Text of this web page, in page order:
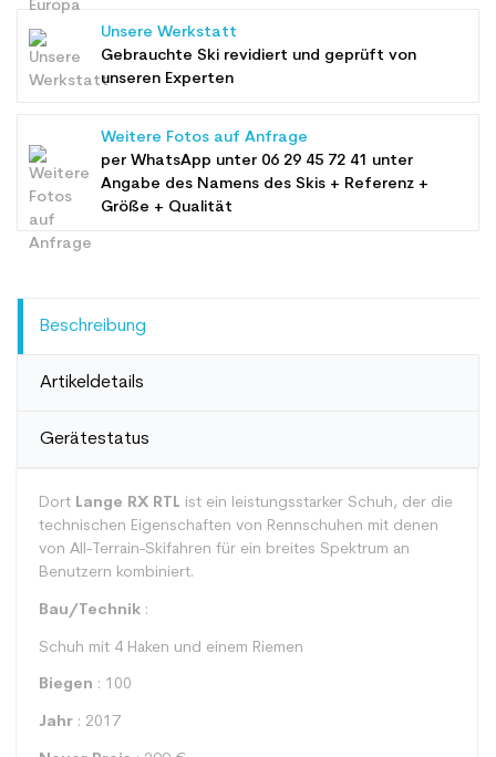
Unsere Werkstatt
Gebrauchte Ski revidiert und geprüft von
unseren Experten
Weitere Fotos auf Anfrage
per WhatsApp unter 06 29 45 72 41 unter
Angabe des Namens des Skis + Referenz +
Größe + Qualität
Beschreibung
Artikeldetails
Gerätestatus
Dort Lange RX RTL ist ein leistungsstarker Schuh, der die
technischen Eigenschaften von Rennschuhen mit denen
von All-Terrain-Skifahren für ein breites Spektrum an
Benutzern kombiniert.
Bau/Technik :
Schuh mit 4 Haken und einem Riemen
Biegen : 100
Jahr : 2017